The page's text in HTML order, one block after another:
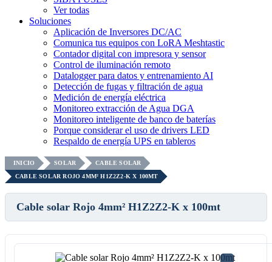
Ver todas
Soluciones
Aplicación de Inversores DC/AC
Comunica tus equipos con LoRA Meshtastic
Contador digital con impresora y sensor
Control de iluminación remoto
Datalogger para datos y entrenamiento AI
Detección de fugas y filtración de agua
Medición de energía eléctrica
Monitoreo extracción de Agua DGA
Monitoreo inteligente de banco de baterías
Porque considerar el uso de drivers LED
Respaldo de energía UPS en tableros
INICIO SOLAR
CABLE SOLAR
CABLE SOLAR ROJO 4MM² H1Z2Z2-K X 100MT
Cable solar Rojo 4mm² H1Z2Z2-K x 100mt